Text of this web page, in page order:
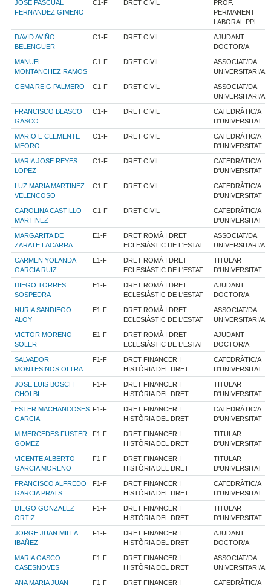
JOSE PASCUAL
FERNANDEZ GIMENO
C1-F DRET CIVIL
PROF.
PERMANENT
LABORAL PPL
DAVID AVIÑO
BELENGUER
C1-F DRET CIVIL
AJUDANT
DOCTOR/A
MANUEL
MONTANCHEZ RAMOS
C1-F DRET CIVIL
ASSOCIAT/DA
UNIVERSITARI/A
GEMA REIG PALMERO C1-F DRET CIVIL
ASSOCIAT/DA
UNIVERSITARI/A
FRANCISCO BLASCO
GASCO
C1-F DRET CIVIL
CATEDRÀTIC/A
D'UNIVERSITAT
MARIO E CLEMENTE
MEORO
C1-F DRET CIVIL
CATEDRÀTIC/A
D'UNIVERSITAT
MARIA JOSE REYES
LOPEZ
C1-F DRET CIVIL
CATEDRÀTIC/A
D'UNIVERSITAT
LUZ MARIA MARTINEZ
VELENCOSO
C1-F DRET CIVIL
CATEDRÀTIC/A
D'UNIVERSITAT
CAROLINA CASTILLO
MARTINEZ
C1-F DRET CIVIL
CATEDRÀTIC/A
D'UNIVERSITAT
MARGARITA DE
ZARATE LACARRA
E1-F
DRET ROMÀ I DRET
ECLESIÀSTIC DE L'ESTAT
ASSOCIAT/DA
UNIVERSITARI/A
CARMEN YOLANDA
GARCIA RUIZ
E1-F
DRET ROMÀ I DRET
ECLESIÀSTIC DE L'ESTAT
TITULAR
D'UNIVERSITAT
DIEGO TORRES
SOSPEDRA
E1-F
DRET ROMÀ I DRET
ECLESIÀSTIC DE L'ESTAT
AJUDANT
DOCTOR/A
NURIA SANDIEGO
ALOY
E1-F
DRET ROMÀ I DRET
ECLESIÀSTIC DE L'ESTAT
ASSOCIAT/DA
UNIVERSITARI/A
VICTOR MORENO
SOLER
E1-F
DRET ROMÀ I DRET
ECLESIÀSTIC DE L'ESTAT
AJUDANT
DOCTOR/A
SALVADOR
MONTESINOS OLTRA
F1-F
DRET FINANCER I
HISTÒRIA DEL DRET
CATEDRÀTIC/A
D'UNIVERSITAT
JOSE LUIS BOSCH
CHOLBI
F1-F
DRET FINANCER I
HISTÒRIA DEL DRET
TITULAR
D'UNIVERSITAT
ESTER MACHANCOSES
GARCIA
F1-F
DRET FINANCER I
HISTÒRIA DEL DRET
CATEDRÀTIC/A
D'UNIVERSITAT
M MERCEDES FUSTER
GOMEZ
F1-F
DRET FINANCER I
HISTÒRIA DEL DRET
TITULAR
D'UNIVERSITAT
VICENTE ALBERTO
GARCIA MORENO
F1-F
DRET FINANCER I
HISTÒRIA DEL DRET
TITULAR
D'UNIVERSITAT
FRANCISCO ALFREDO
GARCIA PRATS
F1-F
DRET FINANCER I
HISTÒRIA DEL DRET
CATEDRÀTIC/A
D'UNIVERSITAT
DIEGO GONZALEZ
ORTIZ
F1-F
DRET FINANCER I
HISTÒRIA DEL DRET
TITULAR
D'UNIVERSITAT
JORGE JUAN MILLA
IBAÑEZ
F1-F
DRET FINANCER I
HISTÒRIA DEL DRET
AJUDANT
DOCTOR/A
MARIA GASCO
CASESNOVES
F1-F
DRET FINANCER I
HISTÒRIA DEL DRET
ASSOCIAT/DA
UNIVERSITARI/A
ANA MARIA JUAN
F1-F
DRET FINANCER I
CATEDRÀTIC/A